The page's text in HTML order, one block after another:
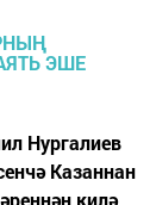
Нургалиев
Казаннан